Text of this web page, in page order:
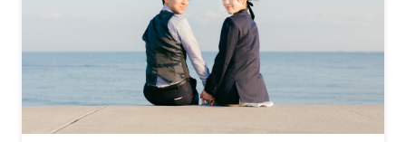
出会えます。まずは、ラブグラフの
撮影事例